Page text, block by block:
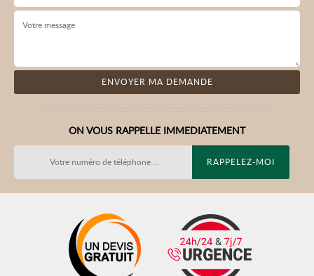
ON VOUS RAPPELLE IMMEDIATEMENT